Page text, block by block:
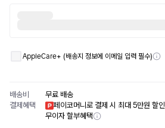
AppleCare+ (배송지 정보에 이메일 입력 필수)
배송비
무료 배송
결제혜택
페이코머니로 결제 시 최대 5만원 할인
무이자 할부혜택